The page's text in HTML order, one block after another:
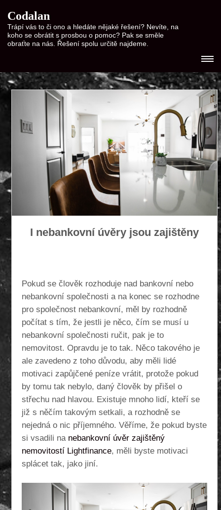
Codalan
Trápí vás to či ono a hledáte nějaké řešení? Nevíte, na
koho se obrátit s prosbou o pomoc? Pak se směle
obraťte na nás. Řešení spolu určitě najdeme.
I nebankovní úvěry jsou zajištěny
Pokud se člověk rozhoduje nad bankovní nebo
nebankovní společnosti a na konec se rozhodne
pro společnost nebankovní, měl by rozhodně
počítat s tím, že jestli je něco, čím se musí u
nebankovní společnosti ručit, pak je to
nemovitost. Opravdu je to tak. Něco takového je
ale zavedeno z toho důvodu, aby měli lidé
motivaci zapůjčené peníze vrátit, protože pokud
by tomu tak nebylo, daný člověk by přišel o
střechu nad hlavou. Existuje mnoho lidí, kteří se
již s něčím takovým setkali, a rozhodně se
nejedná o nic příjemného. Věříme, že pokud byste
si vsadili na nebankovní úvěr zajištěný
nemovitostí Lightfinance, měli byste motivaci
splácet tak, jako jiní.